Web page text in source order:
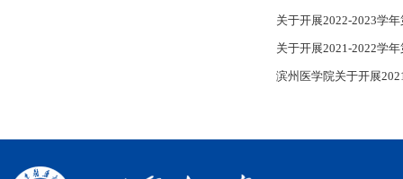
关于开展2022-2023学
关于开展2021-2022学
滨州医学院关于开展